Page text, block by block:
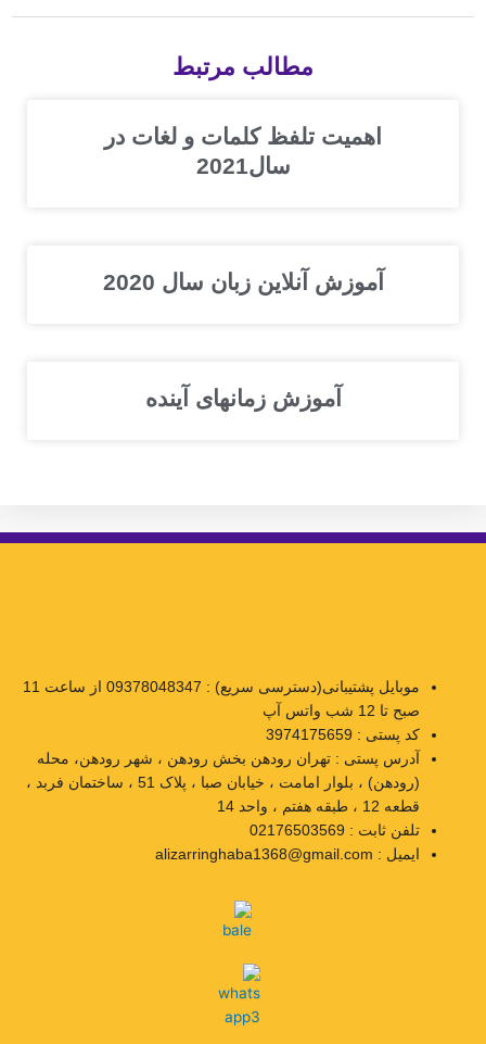
مطالب مرتبط
اهمیت تلفظ کلمات و لغات در
سال2021
آموزش آنلاین زبان سال 2020
آموزش زمانهای آینده
موبایل پشتیبانی(دسترسی سریع) : 09378048347 از ساعت 11
صبح تا 12 شب واتس آپ
کد پستی : 3974175659
آدرس پستی : تهران رودهن بخش رودهن ، شهر رودهن، محله
(رودهن) ، بلوار امامت ، خیابان صبا ، پلاک 51 ، ساختمان فربد ،
قطعه 12 ، طبقه هفتم ، واحد 14
تلفن ثابت : 02176503569
ایمیل : alizarringhaba1368@gmail.com